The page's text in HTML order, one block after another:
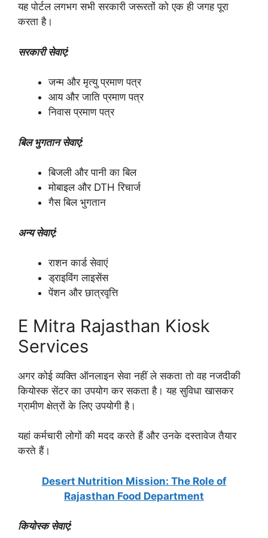
यह पोर्टल लगभग सभी सरकारी जरूरतों को एक ही जगह पूरा
करता है।
सरकारी सेवाएं:
जन्म और मृत्यु प्रमाण पत्र
आय और जाति प्रमाण पत्र
निवास प्रमाण पत्र
बिल भुगतान सेवाएं:
बिजली और पानी का बिल
मोबाइल और DTH रिचार्ज
गैस बिल भुगतान
अन्य सेवाएं:
राशन कार्ड सेवाएं
ड्राइविंग लाइसेंस
पेंशन और छात्रवृत्ति
E Mitra Rajasthan Kiosk
Services
अगर कोई व्यक्ति ऑनलाइन सेवा नहीं ले सकता तो वह नजदीकी
कियोस्क सेंटर का उपयोग कर सकता है। यह सुविधा खासकर
ग्रामीण क्षेत्रों के लिए उपयोगी है।
यहां कर्मचारी लोगों की मदद करते हैं और उनके दस्तावेज तैयार
करते हैं।
Desert Nutrition Mission: The Role of
Rajasthan Food Department
कियोस्क सेवाएं: